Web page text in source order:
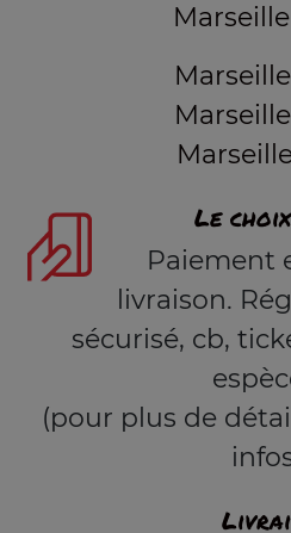
Le
Paiement
livraison.
sécurisé, cb,
(pour plus de